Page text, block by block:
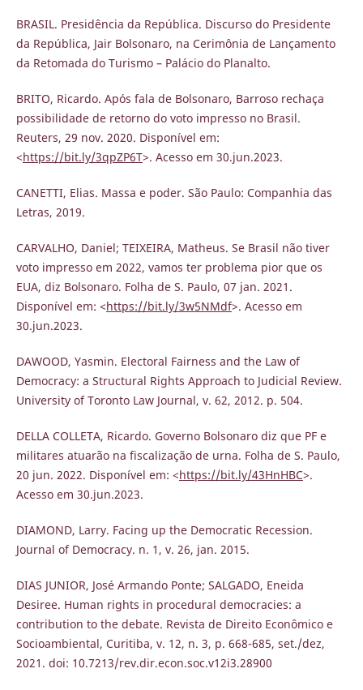
BRASIL. Presidência da República. Discurso do Presidente
da República, Jair Bolsonaro, na Cerimônia de Lançamento
da Retomada do Turismo – Palácio do Planalto.
BRITO, Ricardo. Após fala de Bolsonaro, Barroso rechaça
possibilidade de retorno do voto impresso no Brasil.
Reuters, 29 nov. 2020. Disponível em:
<https://bit.ly/3qpZP6T>. Acesso em 30.jun.2023.
CANETTI, Elias. Massa e poder. São Paulo: Companhia das
Letras, 2019.
CARVALHO, Daniel; TEIXEIRA, Matheus. Se Brasil não tiver
voto impresso em 2022, vamos ter problema pior que os
EUA, diz Bolsonaro. Folha de S. Paulo, 07 jan. 2021.
Disponível em: <https://bit.ly/3w5NMdf>. Acesso em
30.jun.2023.
DAWOOD, Yasmin. Electoral Fairness and the Law of
Democracy: a Structural Rights Approach to Judicial Review.
University of Toronto Law Journal, v. 62, 2012. p. 504.
DELLA COLLETA, Ricardo. Governo Bolsonaro diz que PF e
militares atuarão na fiscalização de urna. Folha de S. Paulo,
20 jun. 2022. Disponível em: <https://bit.ly/43HnHBC>.
Acesso em 30.jun.2023.
DIAMOND, Larry. Facing up the Democratic Recession.
Journal of Democracy. n. 1, v. 26, jan. 2015.
DIAS JUNIOR, José Armando Ponte; SALGADO, Eneida
Desiree. Human rights in procedural democracies: a
contribution to the debate. Revista de Direito Econômico e
Socioambiental, Curitiba, v. 12, n. 3, p. 668-685, set./dez,
2021. doi: 10.7213/rev.dir.econ.soc.v12i3.28900